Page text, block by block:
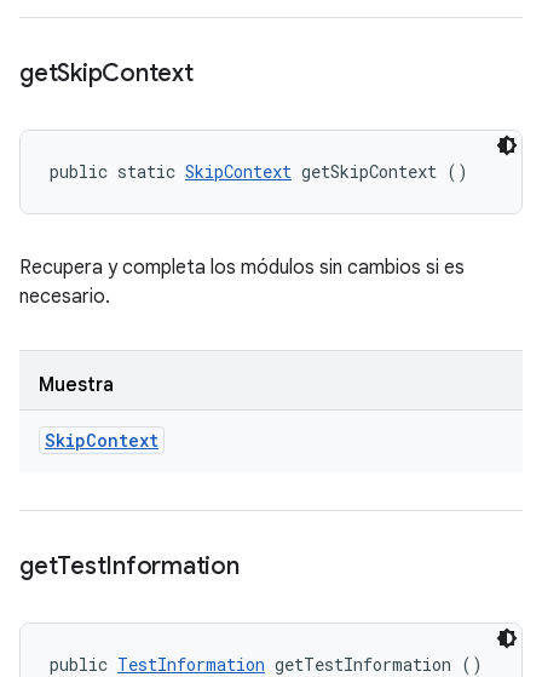
getSkipContext
public static SkipContext getSkipContext ()
Recupera y completa los módulos sin cambios si es
necesario.
Muestra
SkipContext
getTestInformation
public TestInformation getTestInformation ()